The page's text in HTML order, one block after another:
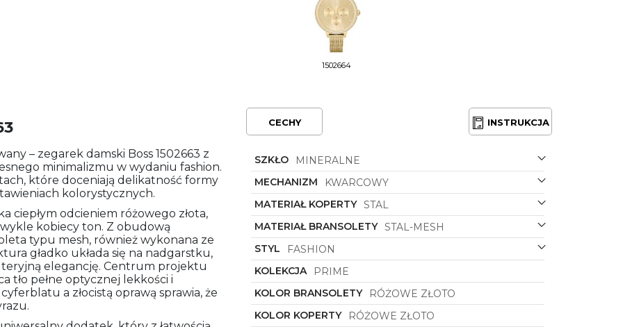
1502664
– zegarek damski Boss 1502663 z
minimalizmu w wydaniu fashion.
które doceniają delikatność formy
kolorystycznych.
ciepłym odcieniem różowego złota,
kobiecy ton. Z obudową
typu mesh, również wykonana ze
gładko układa się na nadgarstku,
elegancję. Centrum projektu
tło pełne optycznej lekkości i
a złocistą oprawą sprawia, że
CECHY INSTRUKCJA
SZKŁO
MINERALNE
MECHANIZM
KWARCOWY
MATERIAŁ KOPERTY STAL
MATERIAŁ BRANSOLETY STAL-MESH
STYL
FASHION
KOLEKCJA
PRIME
KOLOR BRANSOLETY
RÓŻOWE ZŁOTO
KOLOR KOPERTY
RÓŻOWE ZŁOTO